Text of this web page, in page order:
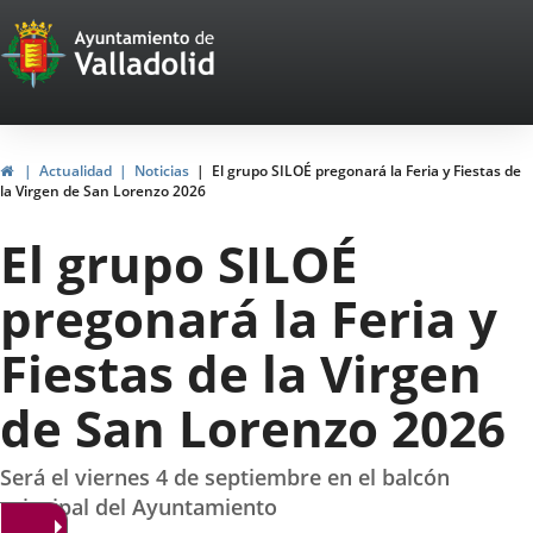
Portal
Web
del
Ayuntamiento
de
Valladolid
InicioActualidad Noticias
El grupo SILOÉ pregonará la Feria y Fiestas de
la Virgen de San Lorenzo 2026
El grupo SILOÉ
pregonará la Feria y
Fiestas de la Virgen
de San Lorenzo 2026
Será el viernes 4 de septiembre en el balcón
principal del Ayuntamiento